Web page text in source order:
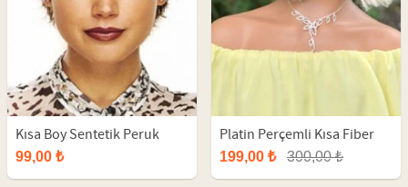
Kısa Boy Sentetik Peruk
99,00 ₺
Platin Perçemli Kısa Fiber
Peruk
199,00 ₺ 300,00 ₺